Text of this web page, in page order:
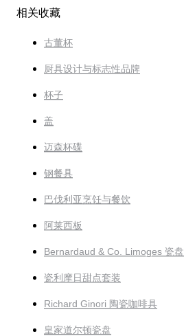
相关收藏
古董杯
厨具设计与标志性品牌
杯子
盖
迈森杯碟
钢餐具
巴伐利亚烹饪与餐饮
阿莱西板
Bernardaud & Co. Limoges 瓷盘
瓷利摩日甜点套装
Richard Ginori 陶瓷咖啡具
皇家道尔顿瓷盘